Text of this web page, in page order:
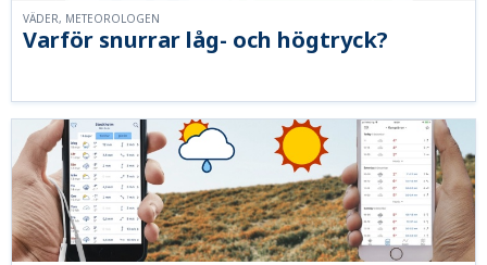
Varför snurrar låg- och högtryck?
VÄDER, METEOROLOGEN